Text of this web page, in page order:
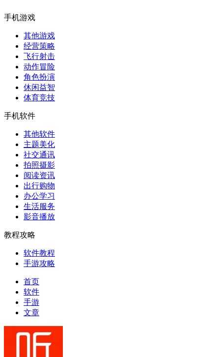
手机游戏
其他游戏
经营策略
飞行射击
动作冒险
角色扮演
休闲益智
体育竞技
手机软件
其他软件
主题美化
社交通讯
拍照摄影
阅读资讯
出行购物
办公学习
生活服务
影音播放
教程攻略
软件教程
手游攻略
首页
软件
手游
文章